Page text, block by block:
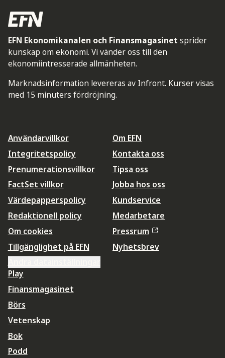
EFN Ekonomikanalen och Finansmagasinet sprider
kunskap om ekonomi. Vi vänder oss till den
ekonomiintresserade allmänheten.
Marknadsinformation levereras av Infront. Kurser visas
med 15 minuters fördröjning.
Användarvillkor
Integritetspolicy
Prenumerationsvillkor
FactSet villkor
Värdepapperspolicy
Redaktionell policy
Om cookies
Tillgänglighet på EFN
Om EFN
Kontakta oss
Tipsa oss
Jobba hos oss
Kundservice
Medarbetare
Pressrum
Nyhetsbrev
Play
Finansmagasinet
Börs
Vetenskap
Bok
Podd